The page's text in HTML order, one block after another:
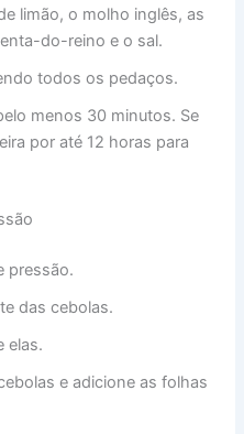
limão, o molho inglês, as
do-reino e o sal.
todos os pedaços.
menos 30 minutos. Se
por até 12 horas para
pressão.
das cebolas.
elas.
e adicione as folhas